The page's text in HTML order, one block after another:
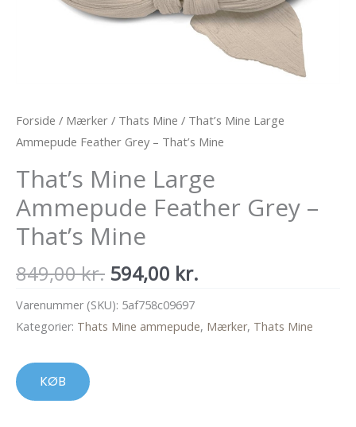
Forside / Mærker / Thats Mine / That’s Mine Large
Ammepude Feather Grey – That’s Mine
That’s Mine Large
Ammepude Feather Grey –
That’s Mine
849,00kr. Den
oprindelige
pris
var:
594,00 kr.
er:
Varenummer (SKU): 5af758c09697
Kategorier: Thats Mine ammepude, Mærker, Thats Mine
KØB